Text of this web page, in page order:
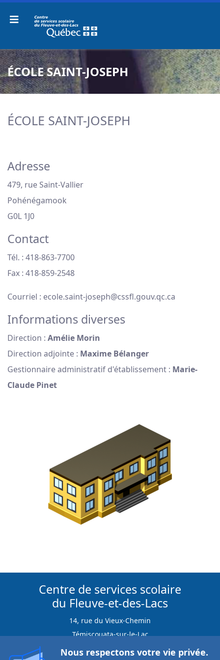
ÉCOLE SAINT-JOSEPH
ÉCOLE SAINT-JOSEPH
Adresse
479, rue Saint-Vallier
Pohénégamook
G0L 1J0
Contact
Tél. : 418-863-7700
Fax : 418-859-2548
Courriel : ecole.saint-joseph@cssfl.gouv.qc.ca
Informations diverses
Direction : Amélie Morin
Direction adjointe : Maxime Bélanger
Gestionnaire administratif d'établissement : Marie-
Claude Pinet
Centre de services scolaire
du Fleuve-et-des-Lacs
14, rue du Vieux-Chemin
Témiscouata-sur-le-Lac
G0L 1E0
Nous respectons votre vie privée.